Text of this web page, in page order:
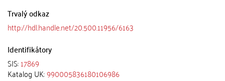
Trvalý odkaz
http://hdl.handle.net/20.500.11956/6163
Identifikátory
SIS:17869
Katalog UK:990005836180106986